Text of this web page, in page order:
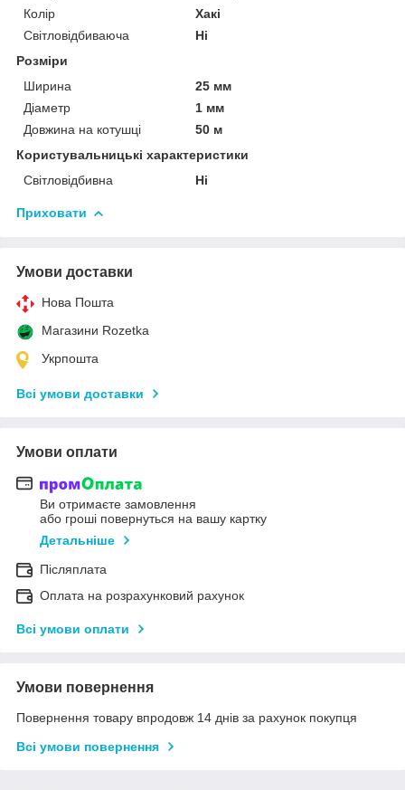
Колір
Хакі
Світловідбиваюча
Ні
Розміри
Ширина
25 мм
Діаметр
1 мм
Довжина на котушці
50 м
Користувальницькі характеристики
Світловідбивна
Ні
Приховати
Умови доставки
Нова Пошта
Магазини Rozetka
Укрпошта
Всі умови доставки
Умови оплати
Ви отримаєте замовлення
або гроші повернуться на вашу картку
Детальніше
Післяплата
Оплата на розрахунковий рахунок
Всі умови оплати
Умови повернення
Повернення товару впродовж 14 днів за рахунок покупця
Всі умови повернення